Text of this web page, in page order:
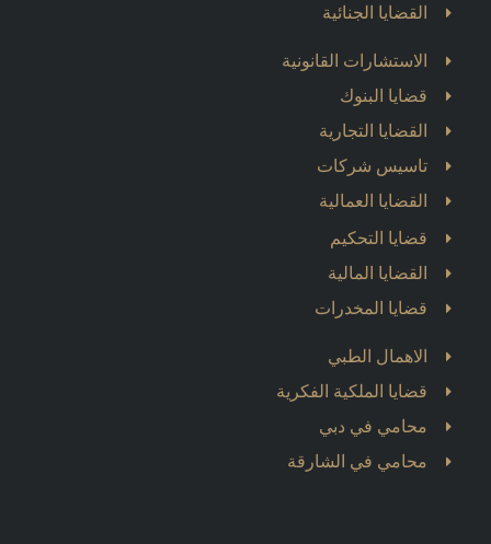
القضايا الجنائية
الاستشارات القانونية
قضايا البنوك
القضايا التجارية
تاسيس شركات
القضايا العمالية
قضايا التحكيم
القضايا المالية
قضايا المخدرات
الاهمال الطبي
قضايا الملكية الفكرية
محامي في دبي
محامي في الشارقة